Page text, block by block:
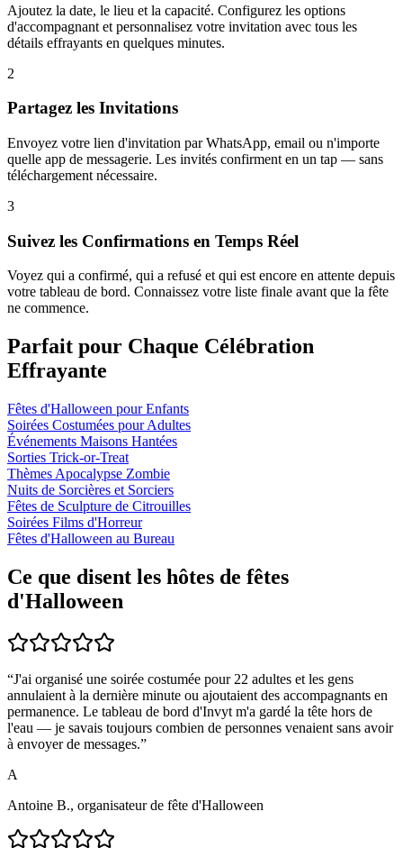
Ajoutez la date, le lieu et la capacité. Configurez les options
d'accompagnant et personnalisez votre invitation avec tous les
détails effrayants en quelques minutes.
2
Partagez les Invitations
Envoyez votre lien d'invitation par WhatsApp, email ou n'importe
quelle app de messagerie. Les invités confirment en un tap — sans
téléchargement nécessaire.
3
Suivez les Confirmations en Temps Réel
Voyez qui a confirmé, qui a refusé et qui est encore en attente depuis
votre tableau de bord. Connaissez votre liste finale avant que la fête
ne commence.
Parfait pour Chaque Célébration
Effrayante
Fêtes d'Halloween pour Enfants
Soirées Costumées pour Adultes
Événements Maisons Hantées
Sorties Trick-or-Treat
Thèmes Apocalypse Zombie
Nuits de Sorcières et Sorciers
Fêtes de Sculpture de Citrouilles
Soirées Films d'Horreur
Fêtes d'Halloween au Bureau
Ce que disent les hôtes de fêtes
d'Halloween
“J'ai organisé une soirée costumée pour 22 adultes et les gens
annulaient à la dernière minute ou ajoutaient des accompagnants en
permanence. Le tableau de bord d'Invyt m'a gardé la tête hors de
l'eau — je savais toujours combien de personnes venaient sans avoir
à envoyer de messages.”
A
Antoine B., organisateur de fête d'Halloween